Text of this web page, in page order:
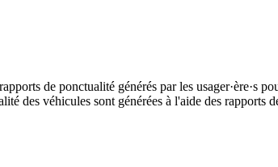
de ponctualité générés par les usager·ère·s
des véhicules sont générées à l'aide des rapports